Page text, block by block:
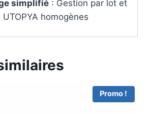
simplifié: Gestion par lot et
homogènes
Promo !